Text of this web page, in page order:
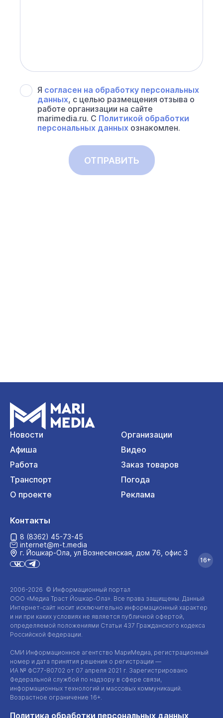
Я согласен на обработку персональных
данных, с целью размещения отзыва о
работе организации на сайте
marimedia.ru. С Политикой обработки
персональных данных ознакомлен.
ОТПРАВИТЬ
Новости
Организации
Афиша
Видео
Работа
Заказ товаров
Транспорт
Погода
О проекте
Реклама
2006-2026 © Информационный портал
ООО «Медиа Траст Йошкар-Ола». Все права защищены. Данный
Интернет-сайт носит исключительно информационный характер
и ни при каких условиях не является публичной офертой,
определяемой положениями Статьи 437 Гражданского кодекса
Российской Федерации.
СМИ Информационное агентство МариМедиа, регистрационный
номер и дата принятия решения о регистрации —
ИА № ФС77-80702 от 07 апреля 2021 г. Зарегистрировано
Федеральной службой по надзору в сфере связи,
информационных технологий и массовых коммуникаций.
Возрастное ограничение 16+.
Политика обработки персональных данных
Контакты
8 (8362) 45-73-45
internet@m-t.media
г. Йошкар‑Ола, ул Вознесенская, дом 76, офис 3
16+